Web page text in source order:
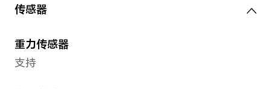
电池类型
锂聚合物电池